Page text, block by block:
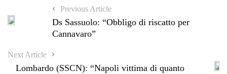
Previous Article
Ds Sassuolo: “Obbligo di riscatto per
Cannavaro”
Next Article
Lombardo (SSCN): “Napoli vittima di quanto